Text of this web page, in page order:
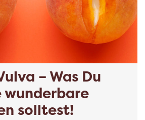
– Was Du
wunderbare
solltest!